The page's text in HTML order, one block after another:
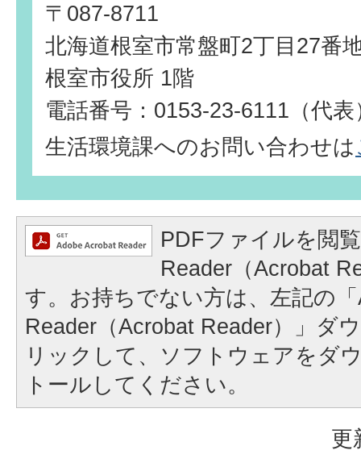
〒087-8711
北海道根室市常盤町2丁目27番
根室市役所 1階
電話番号：0153-23-6111（代
生活環境課へのお問い合わせは
PDFファイルを閲
Reader（Acrobat
す。お持ちでない方は、左記の
Reader（Acrobat Reader）」ダ
リックして、ソフトウェアをダ
トールしてください。
更